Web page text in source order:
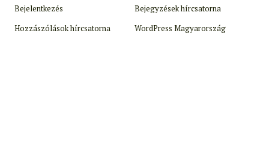
Bejelentkezés
Bejegyzések hírcsatorna
Hozzászólások hírcsatorna
WordPress Magyarország